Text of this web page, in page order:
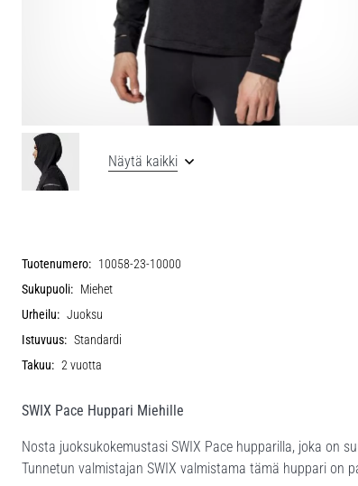
Näytä kaikki
Tuotenumero: 10058-23-10000
Sukupuoli: Miehet
Urheilu: Juoksu
Istuvuus: Standardi
Takuu: 2 vuotta
SWIX Pace Huppari Miehille
Nosta juoksukokemustasi SWIX Pace hupparilla, joka on
Tunnetun valmistajan SWIX valmistama tämä huppari on